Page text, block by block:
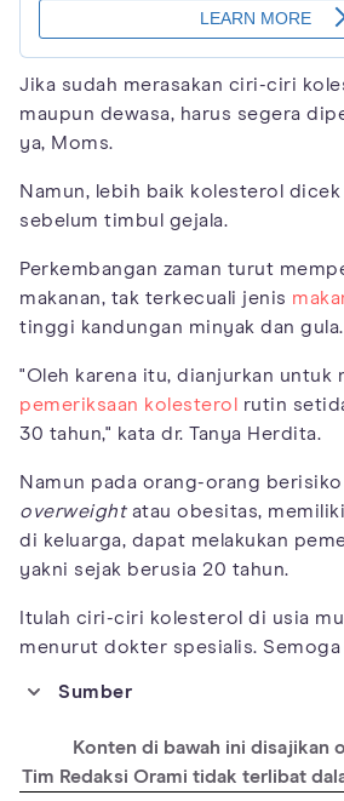
Jika sudah merasakan ciri-ciri
maupun dewasa, harus segera
ya, Moms.
Namun, lebih baik kolesterol dicek
sebelum timbul gejala.
Perkembangan zaman turut
makanan, tak terkecuali jenis
tinggi kandungan minyak dan gula.
"Oleh karena itu, dianjurkan untuk
pemeriksaan kolesterol
rutin
30 tahun," kata dr. Tanya Herdita.
Namun pada orang-orang
overweightatau obesitas,
di keluarga, dapat melakukan
yakni sejak berusia 20 tahun.
Itulah ciri-ciri kolesterol di usia
menurut dokter spesialis.
Sumber
cholesterol/symptoms-causes/syc-
https://my.clevelandclinic.org/health/
cholesterol-high-cholesterol-diseases
Konten di bawah ini disajikan
Tim Redaksi Orami tidak terlibat